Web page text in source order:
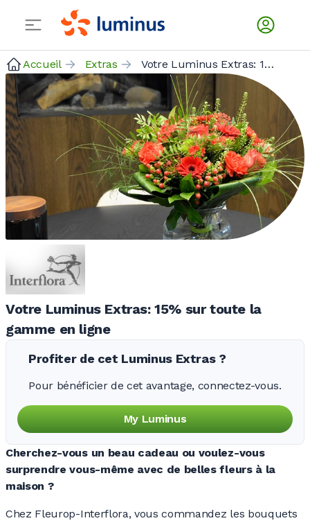
Accueil Extras Votre Luminus Extras: 15% sur toute la gamme en ligne
Votre Luminus Extras: 15% sur toute la
gamme en ligne
Profiter de cet Luminus Extras ?
Pour bénéficier de cet avantage, connectez-vous.
My Luminus
Cherchez-vous un beau cadeau ou voulez-vous
surprendre vous-même avec de belles fleurs à la
maison ?
Chez Fleurop-Interflora, vous commandez les bouquets